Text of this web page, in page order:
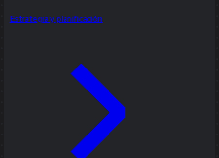
Estrategia y planificación